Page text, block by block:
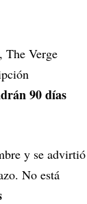
The Verge
90 días
y se advirtió
No está